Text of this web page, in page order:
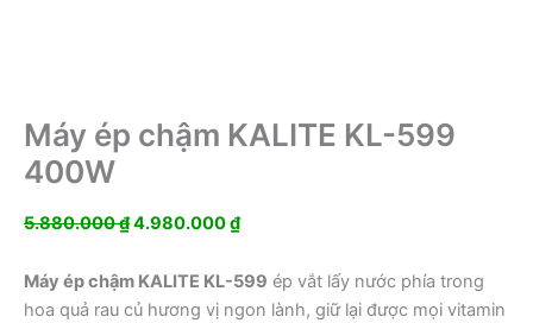
Máy ép chậm KALITE KL-599
400W
5.880.000₫Giá
là:
5.880.000 ₫.
4.980.000₫Giá
tại
là:
Máy ép chậm KALITE KL-599 ép vắt lấy nước phía trong
hoa quả rau củ hương vị ngon lành, giữ lại được mọi vitamin